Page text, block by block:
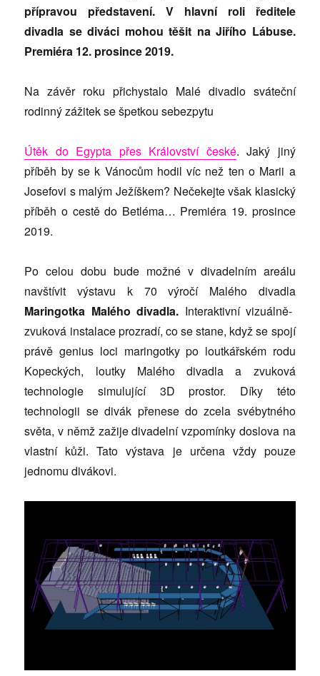
přípravou představení. V hlavní roli ředitele
divadla se diváci mohou těšit na Jiřího Lábuse.
Premiéra 12. prosince 2019.
Na závěr roku přichystalo Malé divadlo sváteční
rodinný zážitek se špetkou sebezpytu
Útěk do Egypta přes Království české. Jaký jiný
příběh by se k Vánocům hodil víc než ten o Marii a
Josefovi s malým Ježíškem? Nečekejte však klasický
příběh o cestě do Betléma… Premiéra 19. prosince
2019.
Po celou dobu bude možné v divadelním areálu
navštívit výstavu
k 70 výročí Malého divadla
Maringotka Malého divadla. Interaktivní vizuálně-
zvuková instalace prozradí, co se stane, když se spojí
právě genius loci maringotky po loutkářském rodu
Kopeckých, loutky Malého divadla a zvuková
technologie simulující 3D prostor. Díky této
technologii se divák přenese do zcela svébytného
světa, v němž zažije divadelní vzpomínky doslova na
vlastní kůži. Tato výstava je určena vždy pouze
jednomu divákovi.